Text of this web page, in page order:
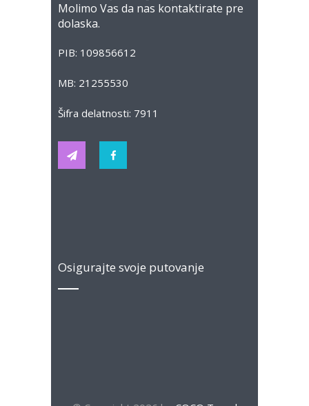
Molimo Vas da nas kontaktirate pre
dolaska.
PIB: 109856612
MB: 21255530
Šifra delatnosti: 7911
Osigurajte svoje putovanje